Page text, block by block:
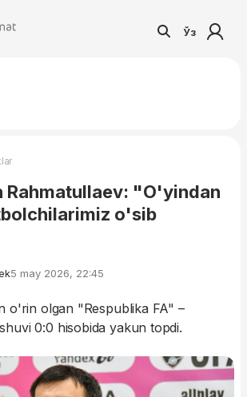
Ўз
Rahmatullaev: "O'yindan
o'sib
5 may 2026, 22:45
o'rin olgan "Respublika FA" –
0:0 hisobida yakun topdi.